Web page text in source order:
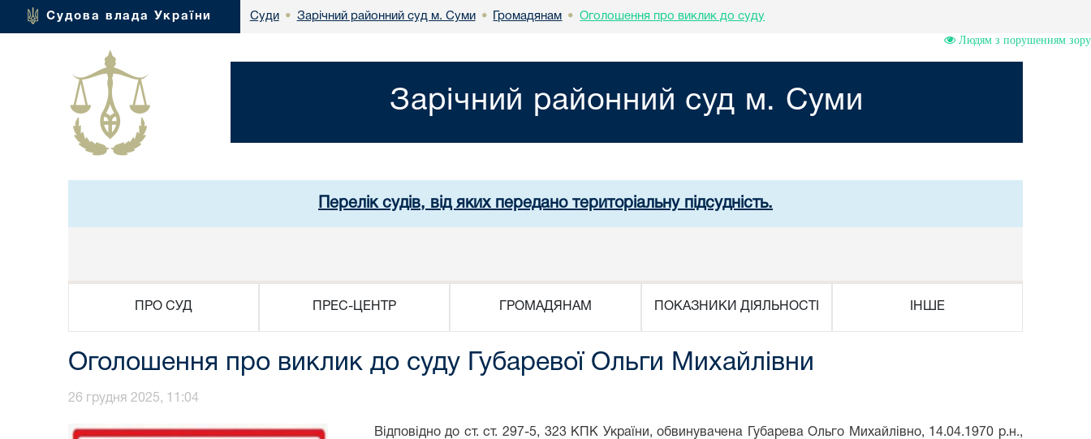
Судова влада України Суди • Зарічний районний суд м. Суми • Громадянам • Оголошення про виклик до суду
Людям з порушенням зору
Зарічний районний суд м. Суми
Перелік судів, від яких передано територіальну підсудність.
ПРО СУД ПРЕС-ЦЕНТР ГРОМАДЯНАМ ПОКАЗНИКИ ДІЯЛЬНОСТІ ІНШЕ
Оголошення про виклик до суду Губаревої Ольги Михайлівни
26 грудня 2025, 11:04
Відповідно до ст. ст. 297-5, 323 КПК України, обвинувачена Губарева Ольго Михайлівно, 14.04.1970 р.н.,